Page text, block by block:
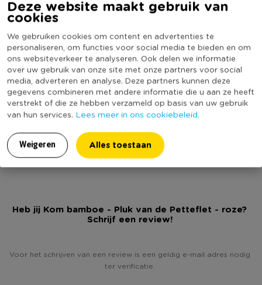
Deze website maakt gebruik van
cookies
We gebruiken cookies om content en advertenties te
personaliseren, om functies voor social media te bieden en om
ons websiteverkeer te analyseren. Ook delen we informatie
over uw gebruik van onze site met onze partners voor social
media, adverteren en analyse. Deze partners kunnen deze
gegevens combineren met andere informatie die u aan ze heeft
verstrekt of die ze hebben verzameld op basis van uw gebruik
van hun services. Lees meer in ons cookiebeleid.
Weigeren Alles toestaan
Producthoogte (cm)
7
Kleur
Roze
Minimale bestelhoeveelheid
0
Vorm
Rond
Met print
Ja
Vaatwasmachine bestendig
Ja
Dubbelwandig
Nee
Duurzaamheidsscore
(Nog) geen score
bekend
Heb jij Kom bamboe - Pluk van de Petteflet - roze?
Schrijf een review!
Voor het schrijven van een review is een geldig e-mail adres nodig
ter verificatie.